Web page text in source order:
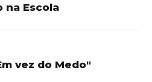
na Escola
vez do Medo"